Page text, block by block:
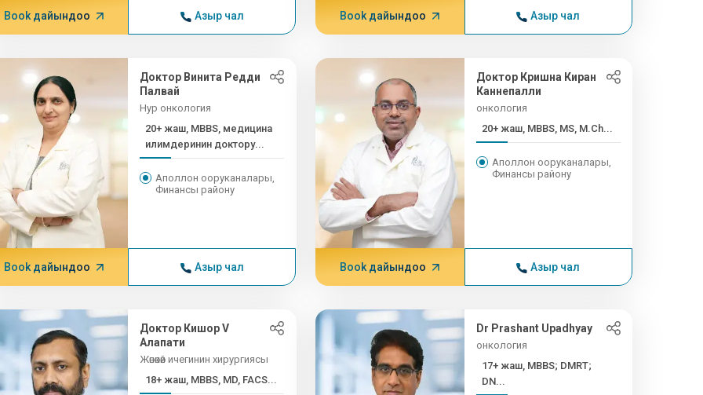
Book дайындоо Азыр чал Book дайындоо Азыр чал
Доктор Винита Редди
Палвай
Нур онкология
20+ жаш, MBBS, медицина
илимдеринин доктору...
Аполлон ооруканалары,
Финансы району
Book дайындоо Азыр чал
Доктор Кришна Киран
Каннепалли
онкология
20+ жаш, MBBS, MS, M.Ch...
Аполлон ооруканалары,
Финансы району
Book дайындоо Азыр чал
Доктор Кишор V
Алапати
Жөнөкөй ичегинин хирургиясы
18+ жаш, MBBS, MD, FACS...
Dr Prashant Upadhyay
онкология
17+ жаш, MBBS; DMRT;
DN...